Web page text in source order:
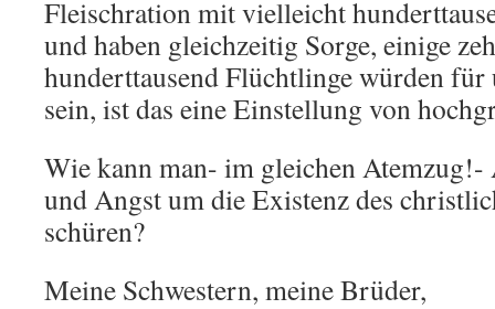
Fleischration mit vielleicht
und haben gleichzeitig Sorge, einige
hunderttausend Flüchtlinge würden
sein, ist das eine Einstellung von
Wie kann man- im gleichen Atemzug!-
und Angst um die Existenz des
schüren?
Meine Schwestern, meine Brüder,